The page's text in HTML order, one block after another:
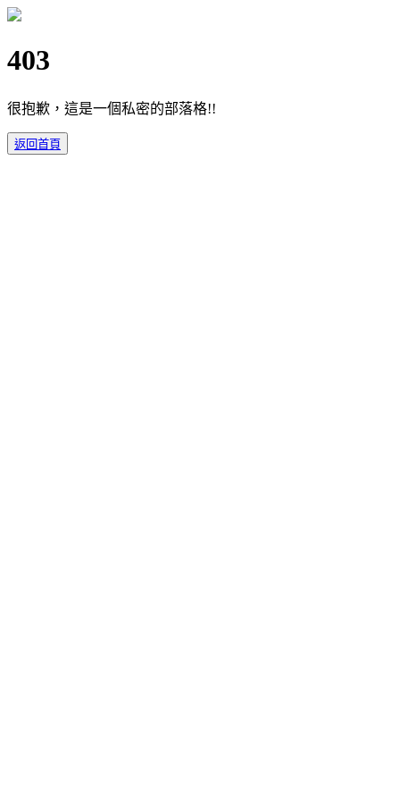
403
很抱歉，這是一個私密的部落格!!
返回首頁